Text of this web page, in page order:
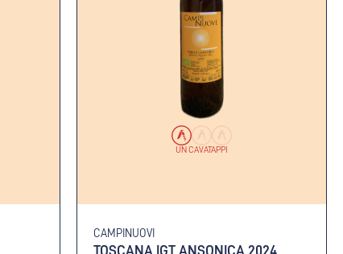
UN CAVATAPPI
CAMPINUOVI
TOSCANA IGT ANSONICA 2024